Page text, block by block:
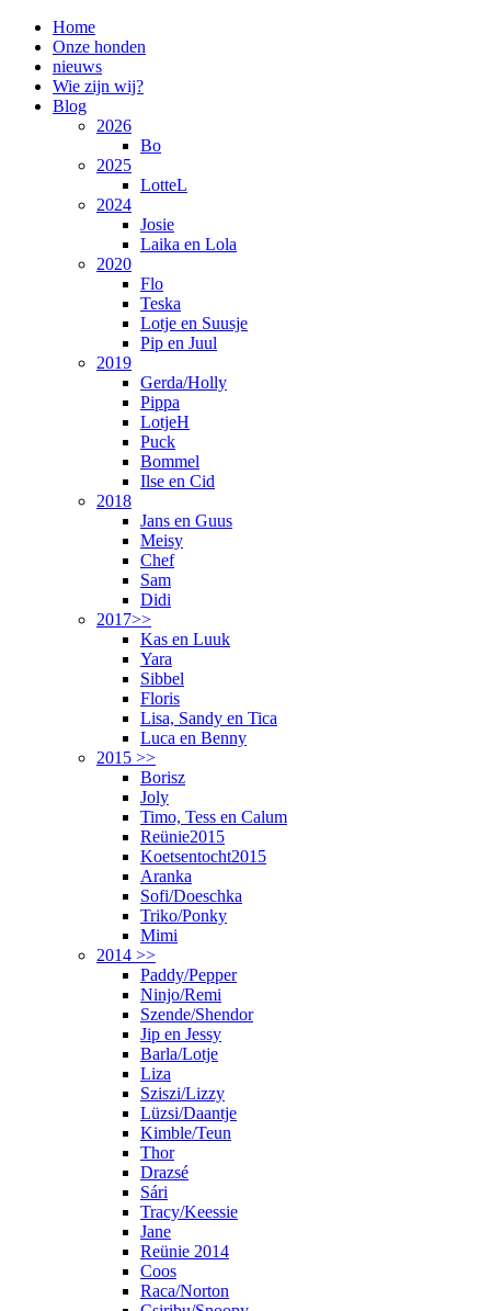
Home
Onze honden
nieuws
Wie zijn wij?
Blog
2026
Bo
2025
LotteL
2024
Josie
Laika en Lola
2020
Flo
Teska
Lotje en Suusje
Pip en Juul
2019
Gerda/Holly
Pippa
LotjeH
Puck
Bommel
Ilse en Cid
2018
Jans en Guus
Meisy
Chef
Sam
Didi
2017>>
Kas en Luuk
Yara
Sibbel
Floris
Lisa, Sandy en Tica
Luca en Benny
2015 >>
Borisz
Joly
Timo, Tess en Calum
Reünie2015
Koetsentocht2015
Aranka
Sofi/Doeschka
Triko/Ponky
Mimi
2014 >>
Paddy/Pepper
Ninjo/Remi
Szende/Shendor
Jip en Jessy
Barla/Lotje
Liza
Sziszi/Lizzy
Lüzsi/Daantje
Kimble/Teun
Thor
Drazsé
Sári
Tracy/Keessie
Jane
Reünie 2014
Coos
Raca/Norton